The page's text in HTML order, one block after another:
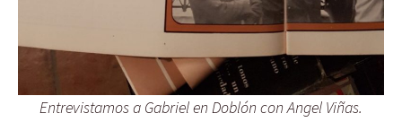
Entrevistamos a Gabriel en Doblón con Angel Viñas.